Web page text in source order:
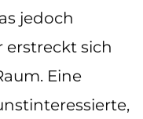
jedoch
erstreckt sich
Eine